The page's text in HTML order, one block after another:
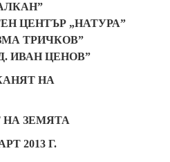
ЦЕНТЪР „НАТУРА”
ТРИЧКОВ”
ИВАН ЦЕНОВ”
НА
НА ЗЕМЯТА
2013 Г.